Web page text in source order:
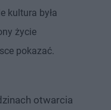
kultura była
życie
pokazać.
otwarcia